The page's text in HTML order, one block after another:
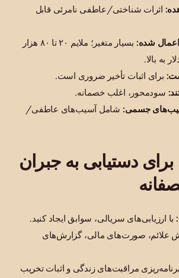
اثرات شناختی/عاطفی نامرئی قابل
اعمال شده:
بسیار متغیر؛ ملایم ۲۰ تا ۸۰ هزار
برای اثبات تأخیر ضروری است.
سودمحور، اغلب خصمانه.
جسمی: شامل آسیب‌های عاطفی/
برای دستیابی به جبران
با ارزیابی‌های سریالی، سوابق ایجاد کنید.
علائم، صورت‌های مالی، گزارش‌های
مراقبت‌های زندگی و اثبات تخریب